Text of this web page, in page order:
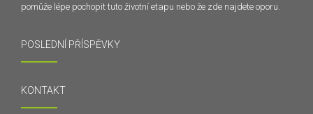
pomůže lépe pochopit tuto životní etapu nebo že zde najdete oporu.
POSLEDNÍ PŘÍSPĚVKY
KONTAKT